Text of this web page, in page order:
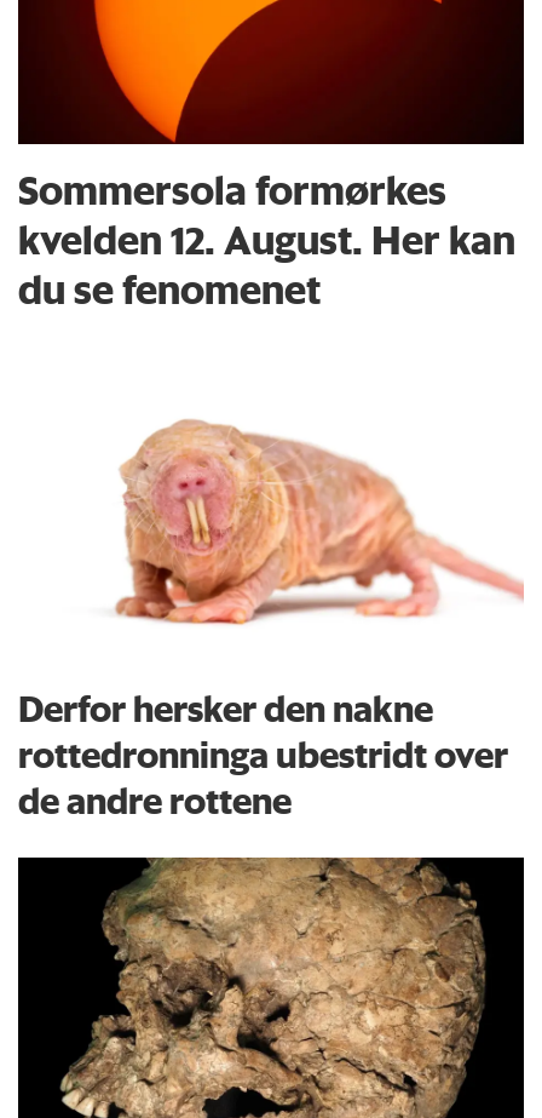
Sommersola formørkes
kvelden 12. August. Her kan
du se fenomenet
Derfor hersker den nakne
rottedronninga ubestridt over
de andre rottene